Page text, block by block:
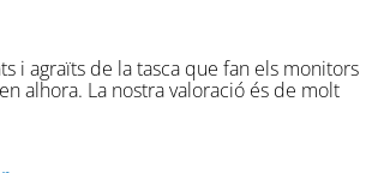
Han gaudit moooooolt!